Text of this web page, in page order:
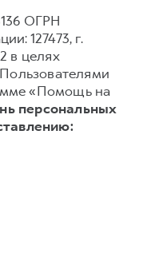
ОГРН
127473, г.
в целях
«Помощь на
персональных